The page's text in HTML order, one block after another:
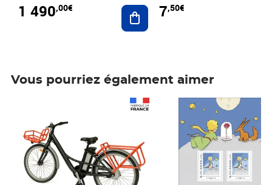
1 490,00€ Ajouter au panier
7,50€
Vous pourriez également aimer
Prix 7,50€